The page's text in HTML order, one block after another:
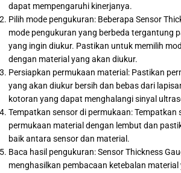
dapat mempengaruhi kinerjanya.
Pilih mode pengukuran: Beberapa Sensor
mode pengukuran yang berbeda tergantung
yang ingin diukur. Pastikan untuk memilih
dengan material yang akan diukur.
Persiapkan permukaan material: Pastikan
yang akan diukur bersih dan bebas dari
kotoran yang dapat menghalangi sinyal
Tempatkan sensor di permukaan: Tempatkan
permukaan material dengan lembut dan
baik antara sensor dan material.
Baca hasil pengukuran: Sensor Thickness
menghasilkan pembacaan ketebalan material